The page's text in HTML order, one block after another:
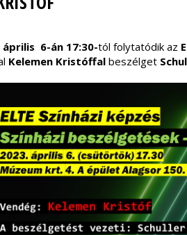
április 6-án 17:30-tól folytatódik az
Kelemen Kristóffalbeszélget